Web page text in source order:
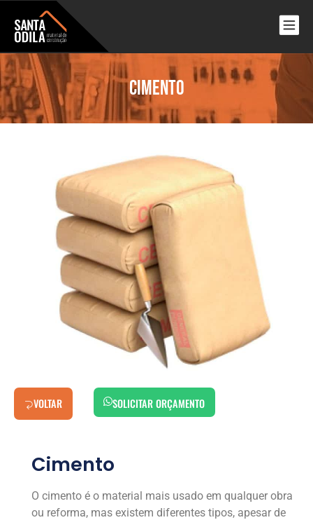
Cimento
VOLTAR SOLICITAR ORÇAMENTO
Cimento
O cimento é o material mais usado em qualquer obra
ou reforma, mas existem diferentes tipos, apesar de